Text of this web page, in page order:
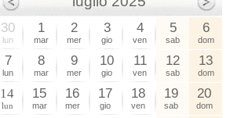
30
lun
1
mar
2
mer
3
gio
4
ven
5
sab
6
dom
7
lun
8
mar
9
mer
10
gio
11
ven
12
sab
13
dom
14
lun
15
mar
16
mer
17
gio
18
ven
19
sab
20
dom